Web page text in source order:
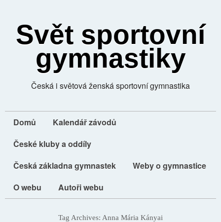
Svět sportovní
gymnastiky
Česká i světová ženská sportovní gymnastika
Domů
Kalendář závodů
České kluby a oddíly
Česká základna gymnastek
Weby o gymnastice
O webu
Autoři webu
Tag Archives: Anna Mária Kányai